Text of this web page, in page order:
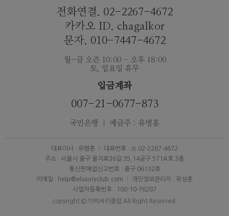
전화연결. 02-2267-4672
카카오 ID. chagalkor
문자. 010-7447-4672
월~금 오즌 10:00 - 오후 18:00
토, 일요일 휴무
입금계좌
007-21-0677-873
국민은행 ｜ 예금주 : 유병훈
대표이사 : 유병훈
대표번호 : ☏ 02-2267-4672
주소 : 서울시 중구 을지로36길 35,14공구 571A호 3층
통신판매업신고번호 : 중구 06132호
이메일 : help@eluxuryclub.com
개인정보관리자 : 유성훈
사업자등록번호 : 108-10-76287
copyright © 이럭셔리클럽 All Right Reserved.